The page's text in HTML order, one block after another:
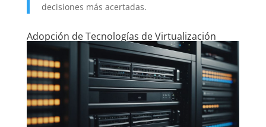
decisiones más acertadas.
Adopción de Tecnologías de Virtualización